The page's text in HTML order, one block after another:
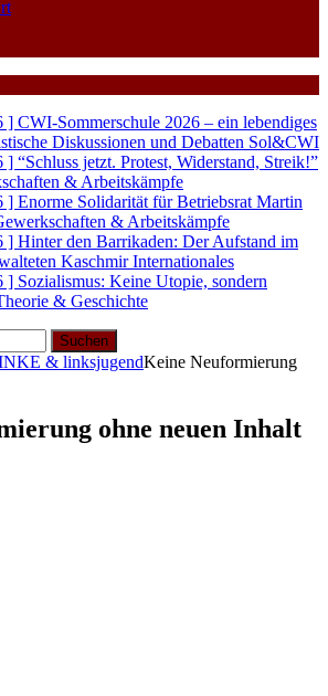
] CWI-Sommerschule 2026 – ein lebendiges
Diskussionen und Debatten Sol&CWI
] “Schluss jetzt. Protest, Widerstand, Streik!”
& Arbeitskämpfe
] Enorme Solidarität für Betriebsrat Martin
& Arbeitskämpfe
] Hinter den Barrikaden: Der Aufstand im
KaschmirInternationales
] Sozialismus: Keine Utopie, sondern
& Geschichte
& linksjugendKeine Neuformierung
ohne neuen Inhalt